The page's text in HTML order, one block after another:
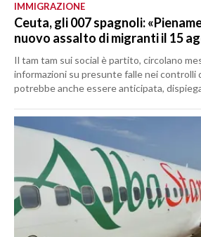
IMMIGRAZIONE
Ceuta, gli 007 spagnoli:
nuovo assalto di migranti il 15
Il tam tam sui social è partito, circolano
informazioni su presunte falle nei controlli
potrebbe anche essere anticipata,